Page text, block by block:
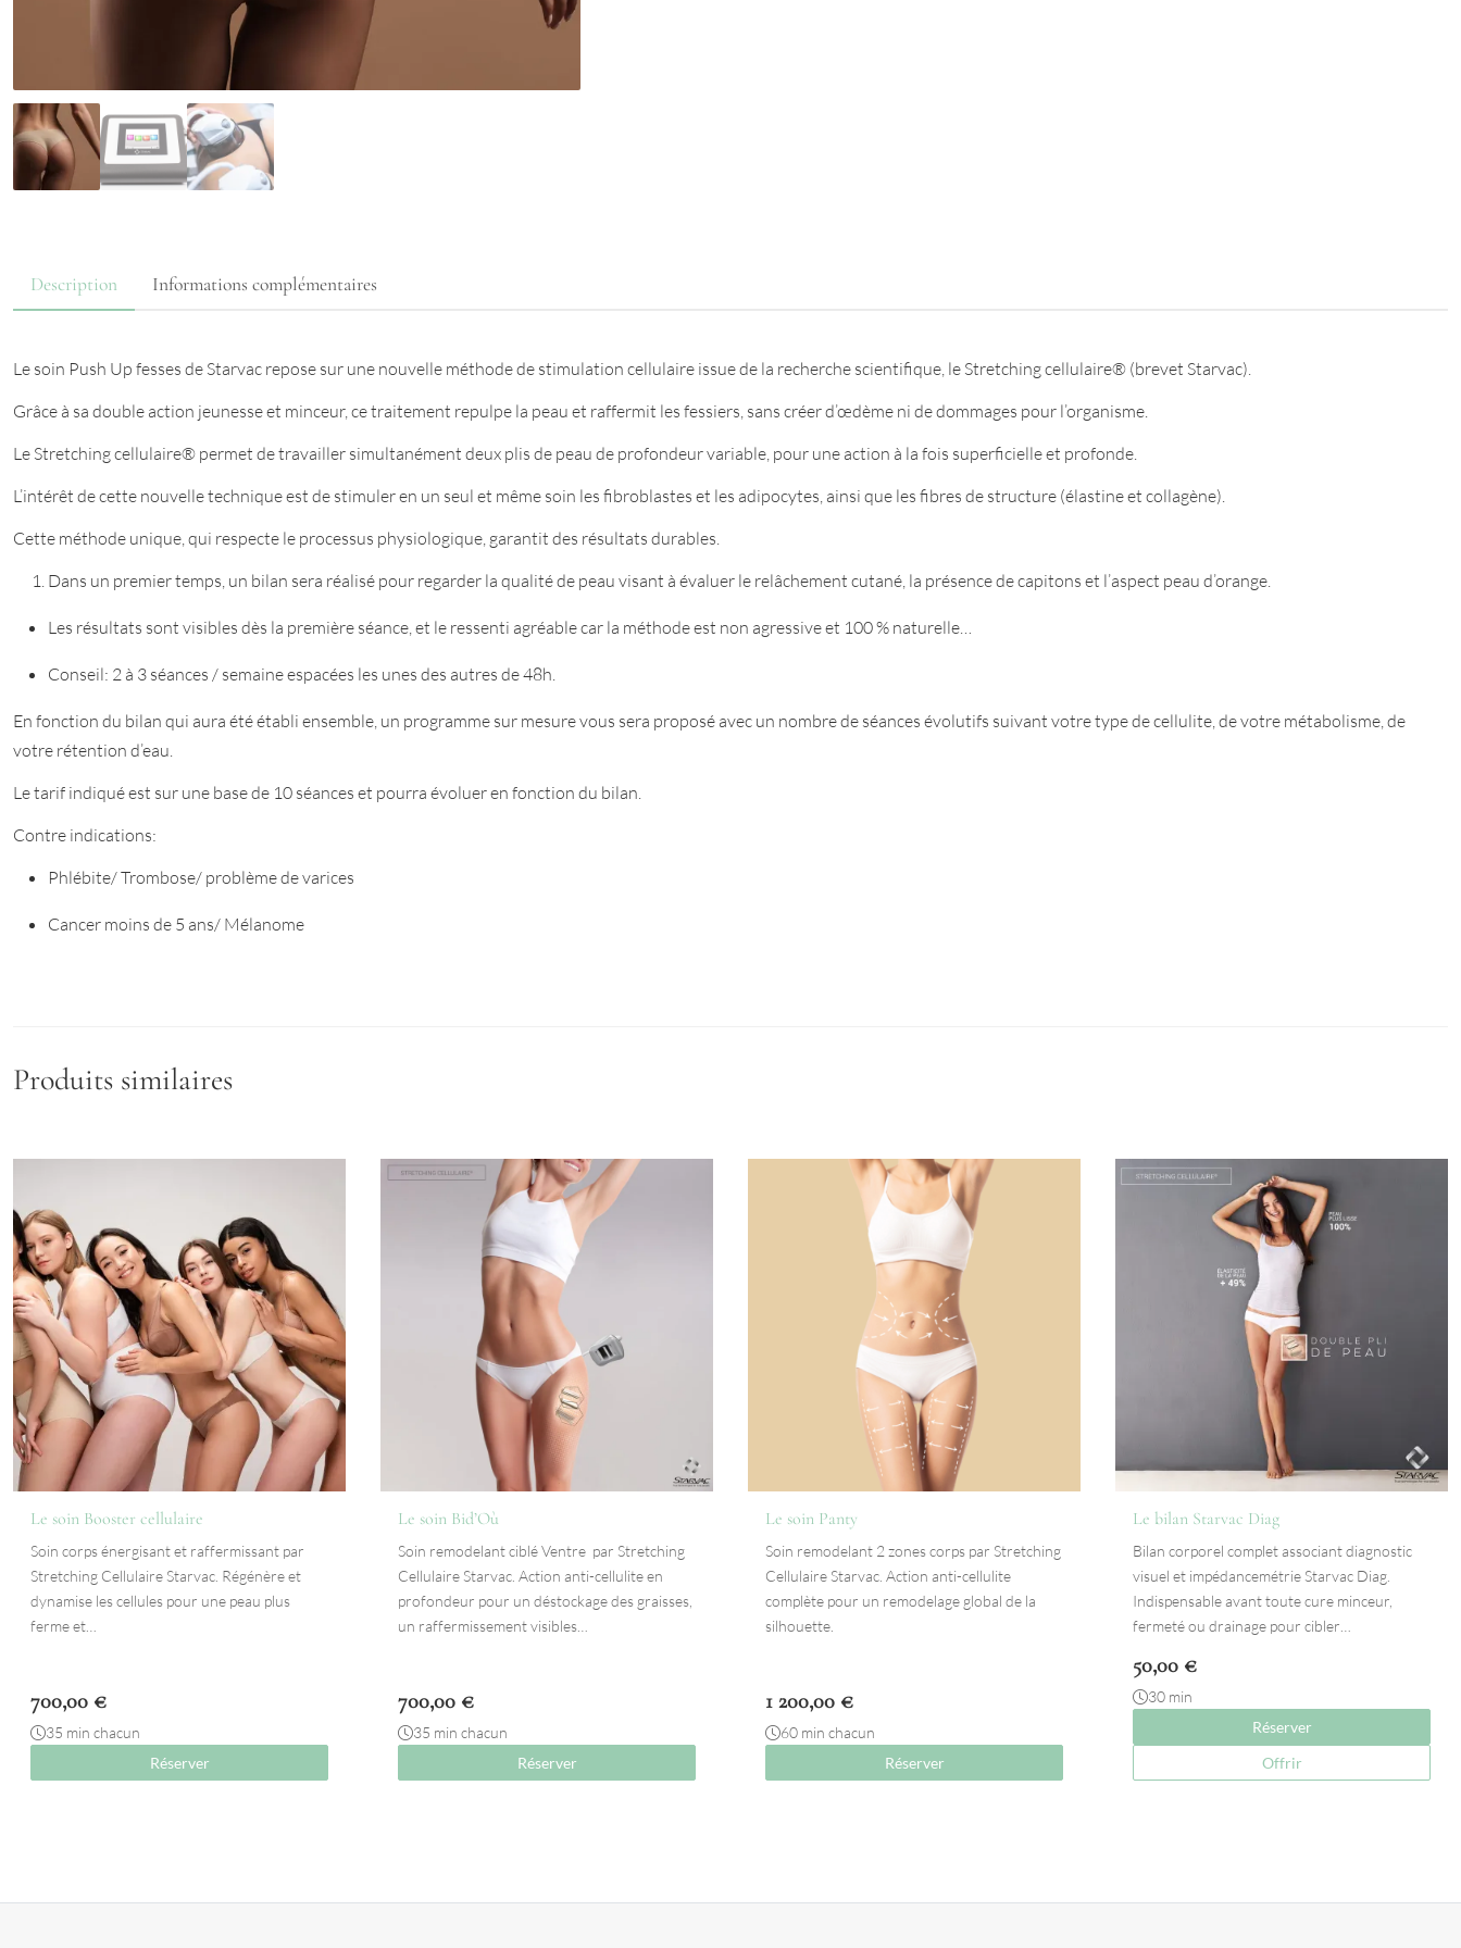
Description Informations complémentaires
Le soin Push Up fesses de Starvac repose sur une nouvelle méthode de stimulation cellulaire issue de la recherche scientifique, le Stretching cellulaire® (brevet Starvac).
Grâce à sa double action jeunesse et minceur, ce traitement repulpe la peau et raffermit les fessiers, sans créer d’œdème ni de dommages pour l’organisme.
Le Stretching cellulaire® permet de travailler simultanément deux plis de peau de profondeur variable, pour une action à la fois superficielle et profonde.
L’intérêt de cette nouvelle technique est de stimuler en un seul et même soin les fibroblastes et les adipocytes, ainsi que les fibres de structure (élastine et collagène).
Cette méthode unique, qui respecte le processus physiologique, garantit des résultats durables.
Dans un premier temps, un bilan sera réalisé pour regarder la qualité de peau visant à évaluer le relâchement cutané, la présence de capitons et l’aspect peau d’orange.
Les résultats sont visibles dès la première séance, et le ressenti agréable car la méthode est non agressive et 100 % naturelle…
Conseil: 2 à 3 séances / semaine espacées les unes des autres de 48h.
En fonction du bilan qui aura été établi ensemble, un programme sur mesure vous sera proposé avec un nombre de séances évolutifs suivant votre type de cellulite, de votre métabolisme, de
votre rétention d’eau.
Le tarif indiqué est sur une base de 10 séances et pourra évoluer en fonction du bilan.
Contre indications:
Phlébite/ Trombose/ problème de varices
Cancer moins de 5 ans/ Mélanome
Produits similaires
Le soin Booster cellulaire
Soin corps énergisant et raffermissant par
Stretching Cellulaire Starvac. Régénère et
dynamise les cellules pour une peau plus
ferme et…
700,00 €
35 min chacun
Réserver
Le soin Bid’Où
Soin remodelant ciblé Ventre par Stretching
Cellulaire Starvac. Action anti-cellulite en
profondeur pour un déstockage des graisses,
un raffermissement visibles…
700,00 €
35 min chacun
Réserver
Le soin Panty
Soin remodelant 2 zones corps par Stretching
Cellulaire Starvac. Action anti-cellulite
complète pour un remodelage global de la
silhouette.
1 200,00 €
60 min chacun
Réserver
Le bilan Starvac Diag
Bilan corporel complet associant diagnostic
visuel et impédancemétrie Starvac Diag.
Indispensable avant toute cure minceur,
fermeté ou drainage pour cibler…
50,00 €
30 min
Réserver
Offrir